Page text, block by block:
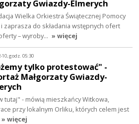
Gwiazdy-Elmerych
Wielka Orkiestra Świątecznej Pomocy
zaprasza do składania wstępnych ofert
– wyroby… » więcej
10, godz. 05:30
tylko protestować" -
Małgorzaty Gwiazdy-
tutaj" - mówią mieszkańcy Witkowa,
przy lokalnym Orliku, których celem jest
» więcej